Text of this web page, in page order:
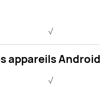
√
appareils Android
√